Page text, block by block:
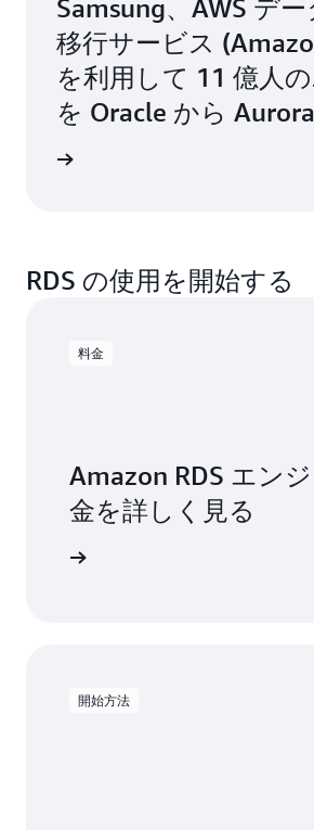
Samsung、AWS デ
移行サービス
を利用して 11 億人
を Oracle から
RDS の使用を開始する
料金
Amazon RDS エン
金を詳しく見る
開始方法